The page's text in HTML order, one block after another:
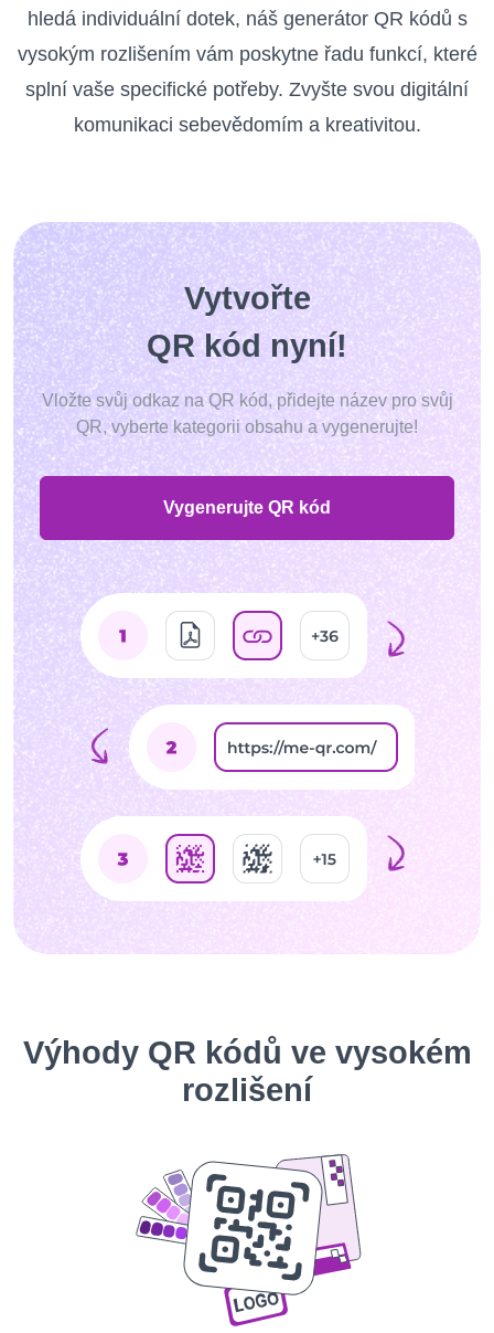
hledá individuální dotek, náš generátor QR kódů s
vysokým rozlišením vám poskytne řadu funkcí, které
splní vaše specifické potřeby. Zvyšte svou digitální
komunikaci sebevědomím a kreativitou.
Vytvořte
QR kód nyní!
Vložte svůj odkaz na QR kód, přidejte název pro svůj
QR, vyberte kategorii obsahu a vygenerujte!
Vygenerujte QR kód
Výhody QR kódů ve vysokém
rozlišení